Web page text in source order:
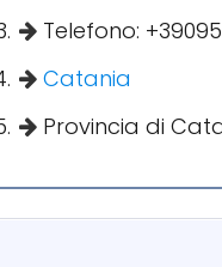
Telefono:
Catania
Provincia di